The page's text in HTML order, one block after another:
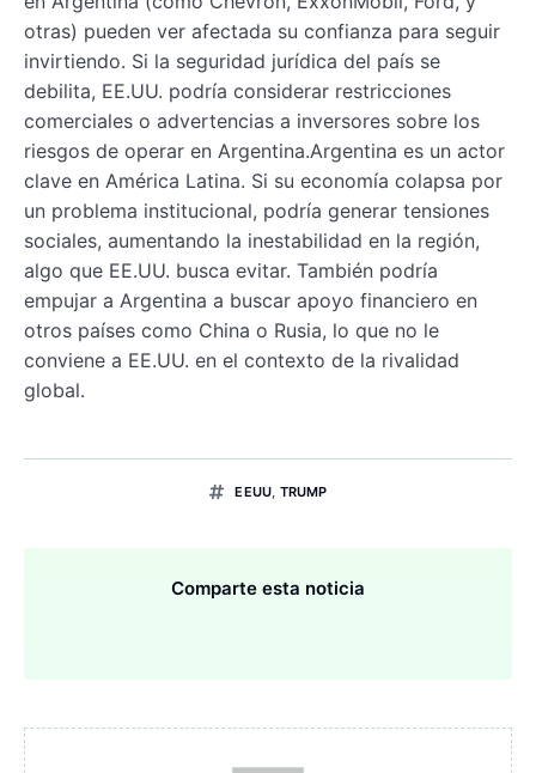
otras) pueden ver afectada su confianza para seguir
invirtiendo. Si la seguridad jurídica del país se
debilita, EE.UU. podría considerar restricciones
comerciales o advertencias a inversores sobre los
riesgos de operar en Argentina.Argentina es un actor
clave en América Latina. Si su economía colapsa por
un problema institucional, podría generar tensiones
sociales, aumentando la inestabilidad en la región,
algo que EE.UU. busca evitar. También podría
empujar a Argentina a buscar apoyo financiero en
otros países como China o Rusia, lo que no le
conviene a EE.UU. en el contexto de la rivalidad
global.
EEUU, TRUMP
Comparte esta noticia